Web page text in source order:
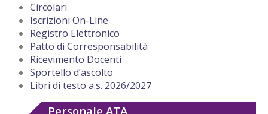
Circolari
Iscrizioni On-Line
Registro Elettronico
Patto di Corresponsabilità
Ricevimento Docenti
Sportello d’ascolto
Libri di testo a.s. 2026/2027
Personale ATA